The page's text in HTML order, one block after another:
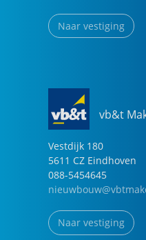
Naar vestiging
vb&t
Vestdijk 180
5611 CZ Eindhoven
088-5454645
Naar vestiging